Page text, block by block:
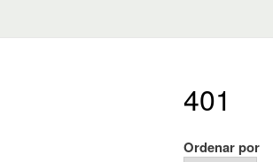
401
Ordenar por